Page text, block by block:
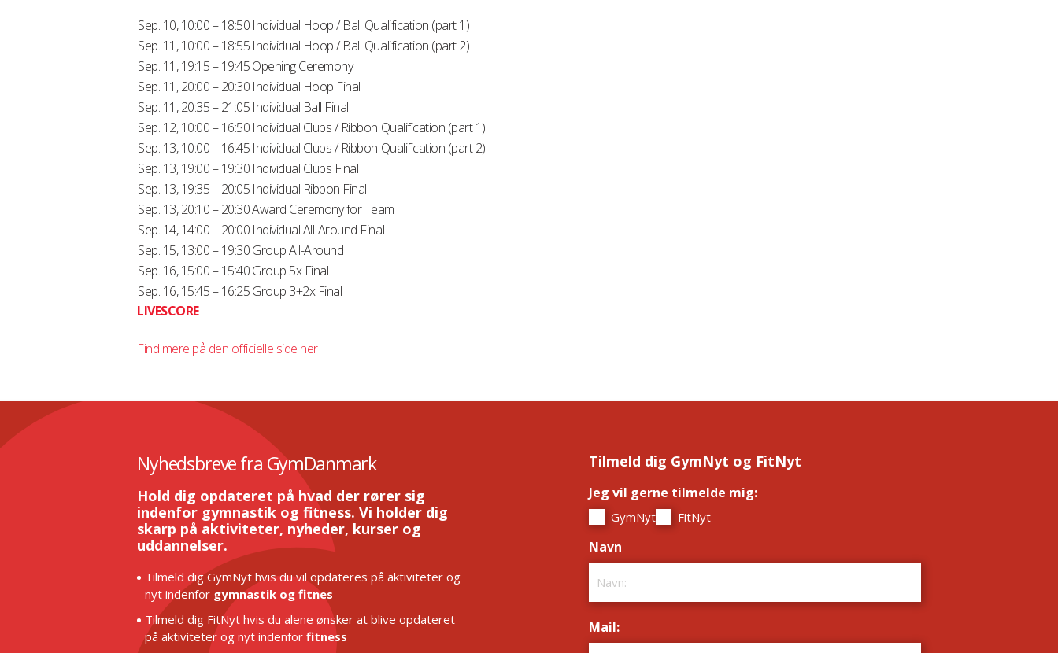
Sep. 10, 10:00 – 18:50 Individual Hoop / Ball Qualification (part 1)
Sep. 11, 10:00 – 18:55 Individual Hoop / Ball Qualification (part 2)
Sep. 11, 19:15 – 19:45Opening Ceremony
Sep. 11, 20:00 – 20:30 Individual Hoop Final
Sep. 11, 20:35 – 21:05 Individual Ball Final
Sep. 12, 10:00 – 16:50 Individual Clubs / Ribbon Qualification (part 1)
Sep. 13, 10:00 – 16:45 Individual Clubs / Ribbon Qualification (part 2)
Sep. 13, 19:00 – 19:30 Individual Clubs Final
Sep. 13, 19:35 – 20:05 Individual Ribbon Final
Sep. 13, 20:10 – 20:30Award Ceremony for Team
Sep. 14, 14:00 – 20:00 Individual All-Around Final
Sep. 15, 13:00 – 19:30Group All-Around
Sep. 16, 15:00 – 15:40Group 5x Final
Sep. 16, 15:45 – 16:25Group 3+2x Final
LIVESCORE
Find mere på den officielle side her
Nyhedsbreve fra GymDanmark
Hold dig opdateret på hvad der rører sig
indenfor gymnastik og fitness. Vi holder dig
skarp på aktiviteter, nyheder, kurser og
uddannelser.
Tilmeld dig GymNyt hvis du vil opdateres på aktiviteter og
nyt indenfor gymnastik og fitnes
Tilmeld dig FitNyt hvis du alene ønsker at blive opdateret
på aktiviteter og nyt indenfor fitness
Tilmeld dig GymNyt og FitNyt
Jeg vil gerne tilmelde mig:
GymNyt FitNyt
Navn
Mail: